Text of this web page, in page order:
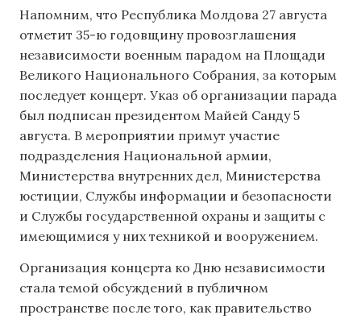
Напомним, что Республика Молдова 27 августа
отметит 35-ю годовщину провозглашения
независимости военным парадом на Площади
Великого Национального Собрания, за которым
последует концерт. Указ об организации парада
был подписан президентом Майей Санду 5
августа. В мероприятии примут участие
подразделения Национальной армии,
Министерства внутренних дел, Министерства
юстиции, Службы информации и безопасности
и Службы государственной охраны и защиты с
имеющимися у них техникой и вооружением.
Организация концерта ко Дню независимости
стала темой обсуждений в публичном
пространстве после того, как правительство